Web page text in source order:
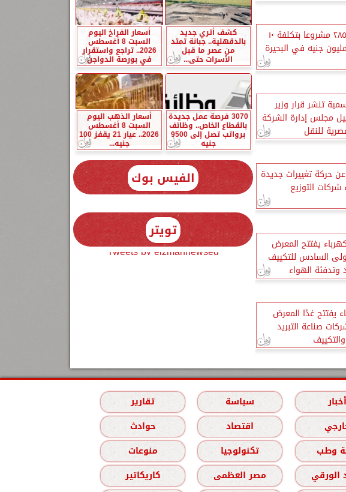
الانتهاء من ٢٨٥ مشروعا بتكلفة ١٠
تنشر قرار وزير
مجلس إدارة الشركة
للنقل
حركة تغييرات جديدة
شركات التوزيع
يفتتح المعرض
السادس للتكييف
وتدفئة الهواء
يفتتح غدًا المعرض
صناعة التبريد
والتكييف
كشف أثري جديد
بالدقهلية.. جبانة تمتد
من عصر ما قبل
الأسرات حتى...
أسعار الفراخ اليوم
السبت 8 أغسطس
2026.. تراجع واستقرار
في بورصة الدواجن
3070 فرصة عمل جديدة
بالقطاع الخاص.. وظائف
برواتب تصل إلى 9500
جنيه
أسعار الذهب اليوم
السبت 8 أغسطس
2026.. عيار 21 يقفز 100
جنيه...
الفيس بوك
تويتر
Tweets by elzmannewseg
أخبار سياسة
تقارير
اقتصاد
حوادث
وطب تكنولوجيا
منوعات
الورقي مصر العظمى كاريكاتير